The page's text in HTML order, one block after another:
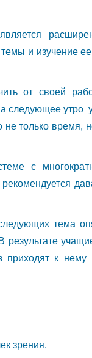
и изучение
от своей
следующее утро
не только время,
с
тема
результате
приходят к нему
зрения.